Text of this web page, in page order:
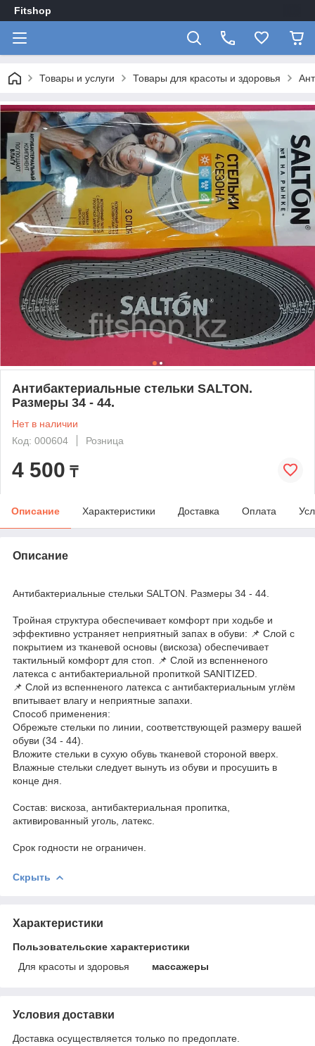
Fitshop
Товары и услуги Товары для красоты и здоровья
Антибактериальные стельки SALTON.
Размеры 34 - 44.
Нет в наличии
Код: 000604
Розница
4 500 ₸
Описание Характеристики Доставка Оплата
Описание
Антибактериальные стельки SALTON. Размеры 34 - 44.
Тройная структура обеспечивает комфорт при ходьбе и
эффективно устраняет неприятный запах в обуви: 📌 Слой с
покрытием из тканевой основы (вискоза) обеспечивает
тактильный комфорт для стоп. 📌 Слой из вспенненого
латекса с антибактериальной пропиткой SANITIZED.
📌 Слой из вспенненого латекса с антибактериальным углём
впитывает влагу и неприятные запахи.
Способ применения:
Обрежьте стельки по линии, соответствующей размеру вашей
обуви (34 - 44).
Вложите стельки в сухую обувь тканевой стороной вверх.
Влажные стельки следует вынуть из обуви и просушить в
конце дня.
Состав: вискоза, антибактериальная пропитка,
активированный уголь, латекс.
Срок годности не ограничен.
Скрыть
Характеристики
Пользовательские характеристики
Для красоты и здоровья
массажеры
Условия доставки
Доставка осуществляется только по предоплате.